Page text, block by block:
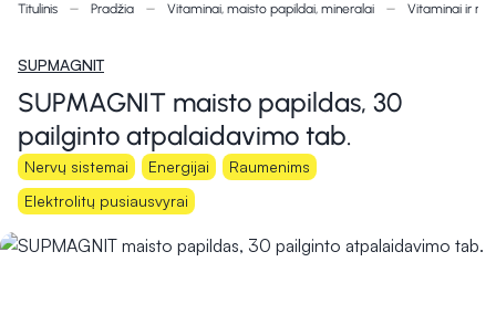
Titulinis Pradžia Vitaminai, maisto papildai, mineralai Vitaminai ir
SUPMAGNIT
SUPMAGNIT maisto papildas, 30
pailginto atpalaidavimo tab.
Nervų sistemai Energijai
Raumenims
Elektrolitų pusiausvyrai